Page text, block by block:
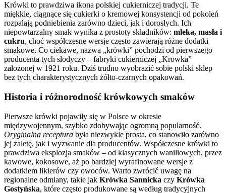
Krówki to prawdziwa ikona polskiej cukierniczej tradycji. Te
miękkie, ciągnące się cukierki o kremowej konsystencji od pokoleń
rozpalają podniebienia zarówno dzieci, jak i dorosłych. Ich
niepowtarzalny smak wynika z prostoty składników: mleka, masła i
cukru, choć współczesne wersje często zawierają różne dodatki
smakowe. Co ciekawe, nazwa „krówki” pochodzi od pierwszego
producenta tych słodyczy – fabryki cukierniczej „Krowka”
założonej w 1921 roku. Dziś trudno wyobrazić sobie polski sklep
bez tych charakterystycznych żółto-czarnych opakowań.
Historia i różnorodność krówkowych smaków
Pierwsze krówki pojawiły się w Polsce w okresie
międzywojennym, szybko zdobywając ogromną popularność.
Oryginalna receptura była niezwykle prosta, co stanowiło zarówno
jej zaletę, jak i wyzwanie dla producentów. Współczesne krówki to
prawdziwa eksplozja smaków – od klasycznych waniliowych, przez
kawowe, kokosowe, aż po bardziej wyrafinowane wersje z
dodatkiem likierów czy owoców. Warto zwrócić uwagę na
regionalne odmiany, takie jak Krówka Sannicka czy Krówka
Gostyńska, które często produkowane są według tradycyjnych